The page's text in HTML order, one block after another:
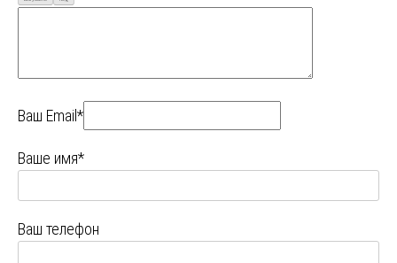
Ваш Email*
Ваше имя*
Ваш телефон